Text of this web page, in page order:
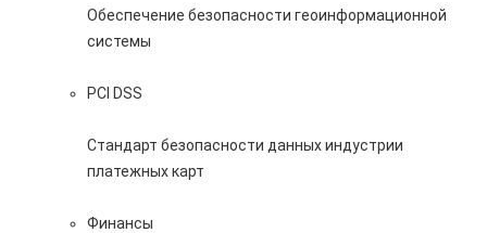
Обеспечение безопасности геоинформационной
системы
PCI DSS
Стандарт безопасности данных индустрии
платежных карт
Финансы